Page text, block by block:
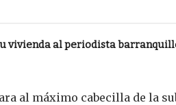
vivienda al periodista
al máximo cabecilla de la